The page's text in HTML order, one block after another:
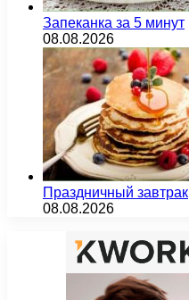
Запеканка за 5 минут
08.08.2026
Праздничный завтрак
08.08.2026